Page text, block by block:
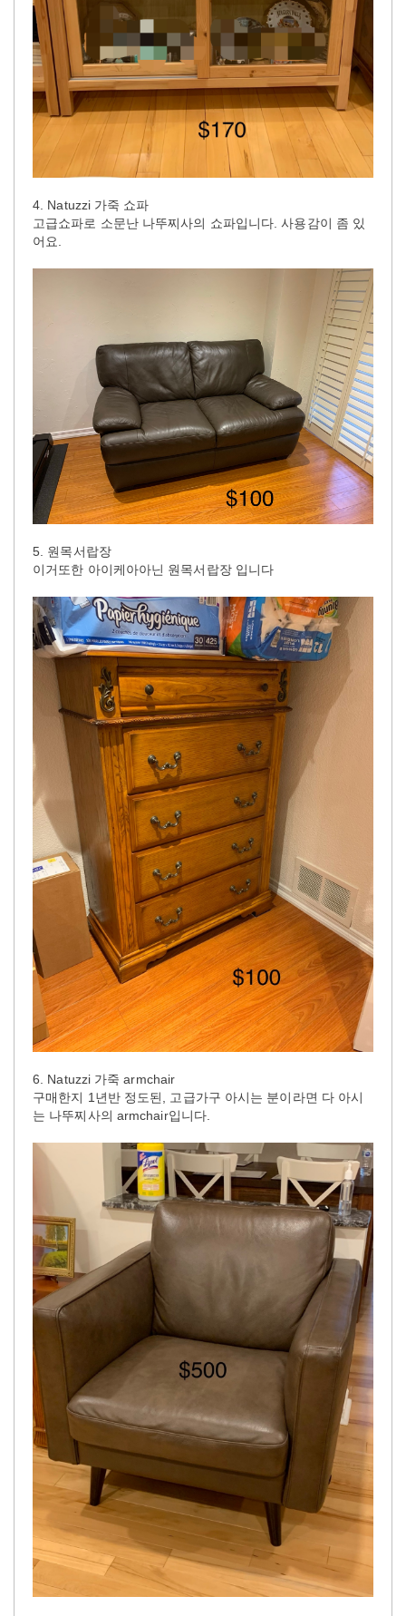
4. Natuzzi 가죽 쇼파
고급쇼파로 소문난 나뚜찌사의 쇼파입니다. 사용감이 좀 있
어요.
5. 원목서랍장
이거또한 아이케아아닌 원목서랍장 입니다
6. Natuzzi 가죽 armchair
구매한지 1년반 정도된, 고급가구 아시는 분이라면 다 아시
는 나뚜찌사의 armchair입니다.